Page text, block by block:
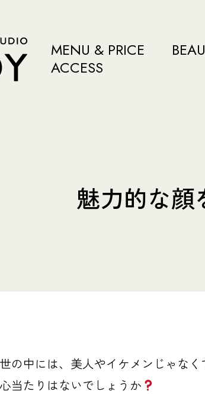
MENU & PRICE
ACCESS
魅力的な
世の中には、美人やイケメンじゃなく
心当たりはないでしょうか